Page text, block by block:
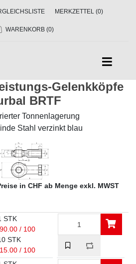
MERKZETTEL (0)
WARENKORB (0)
Gelenkköpfe
BRTF
Tonnenlagerung
Stahl verzinkt blau
in CHF ab Menge exkl. MWST
STK
/ 100
STK
/ 100